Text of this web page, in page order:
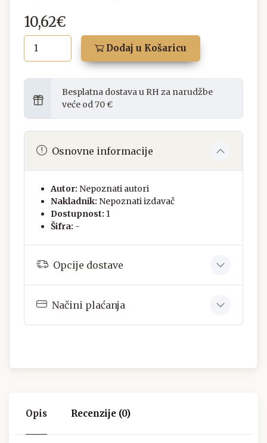
10,62€
Dodaj u Košaricu
Besplatna dostava u RH za narudžbe
veće od 70 €
Osnovne informacije
Autor: Nepoznati autori
Nakladnik: Nepoznati izdavač
Dostupnost: 1
Šifra: -
Opcije dostave
Načini plaćanja
Opis Recenzije (0)